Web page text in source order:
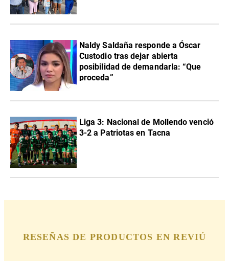
Naldy Saldaña responde a Óscar
Custodio tras dejar abierta
posibilidad de demandarla: “Que
proceda”
Liga 3: Nacional de Mollendo venció
3-2 a Patriotas en Tacna